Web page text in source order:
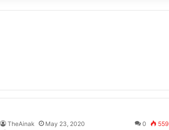
TheAinak May 23, 2020 0 559